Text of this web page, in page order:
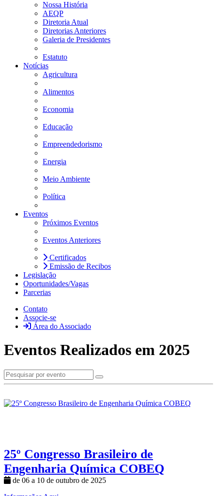
Nossa História
AEQP
Diretoria Atual
Diretorias Anteriores
Galeria de Presidentes
Estatuto
Notícias
Agricultura
Alimentos
Economia
Educação
Empreendedorismo
Energia
Meio Ambiente
Política
Eventos
Próximos Eventos
Eventos Anteriores
Certificados
Emissão de Recibos
Legislação
Oportunidades/Vagas
Parcerias
Contato
Associe-se
Área do Associado
Eventos Realizados em 2025
25º Congresso Brasileiro de
Engenharia Química COBEQ
de 06 a 10 de outubro de 2025